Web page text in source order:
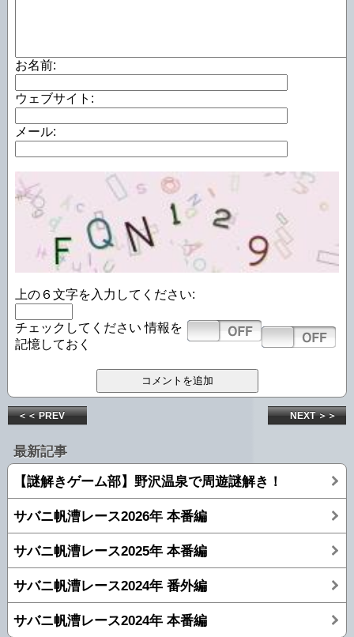
お名前:
ウェブサイト:
メール:
上の６文字を入力してください:
チェックしてください 情報を
記憶しておく
＜＜ PREV NEXT ＞＞
最新記事
【謎解きゲーム部】野沢温泉で周遊謎解き！
サバニ帆漕レース2026年 本番編
サバニ帆漕レース2025年 本番編
サバニ帆漕レース2024年 番外編
サバニ帆漕レース2024年 本番編